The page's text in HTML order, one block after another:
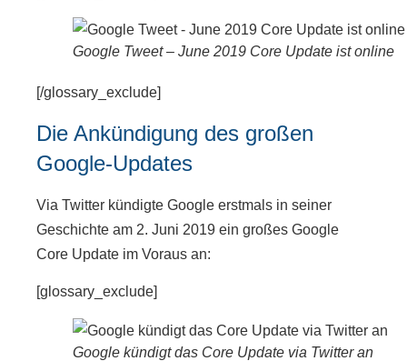
Google Tweet – June 2019 Core Update ist online
[/glossary_exclude]
Die Ankündigung des großen
Google-Updates
Via Twitter kündigte Google erstmals in seiner
Geschichte am 2. Juni 2019 ein großes Google
Core Update im Voraus an:
[glossary_exclude]
Google kündigt das Core Update via Twitter an